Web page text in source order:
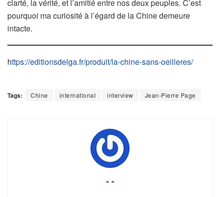
clarté, la vérité, et l’amitié entre nos deux peuples. C’est
pourquoi ma curiosité à l’égard de la Chine demeure
intacte.
https://editionsdelga.fr/produit/la-chine-sans-oeilleres/
Tags: Chine international interview Jean-Pierre Page
- -